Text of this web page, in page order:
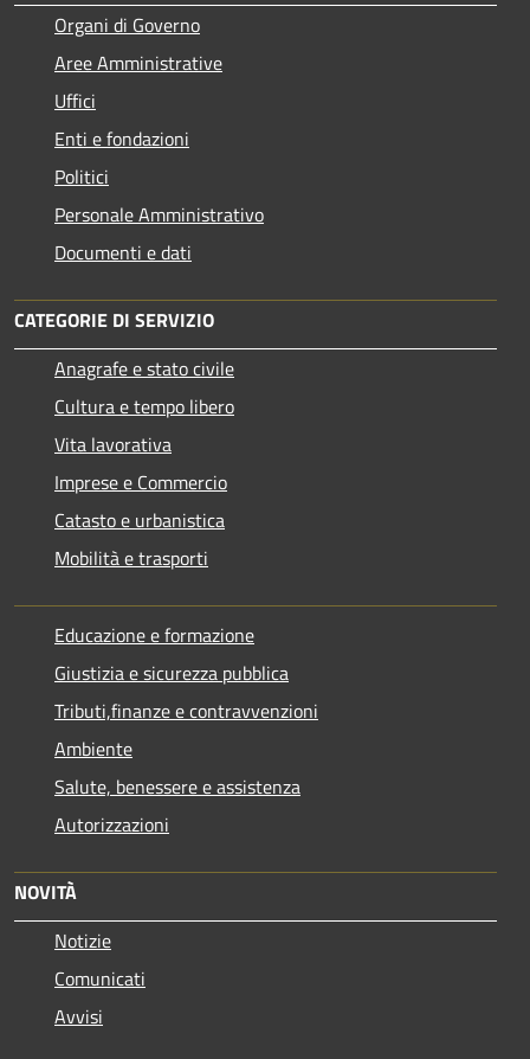
Organi di Governo
Aree Amministrative
Uffici
Enti e fondazioni
Politici
Personale Amministrativo
Documenti e dati
CATEGORIE DI SERVIZIO
Anagrafe e stato civile
Cultura e tempo libero
Vita lavorativa
Imprese e Commercio
Catasto e urbanistica
Mobilità e trasporti
Educazione e formazione
Giustizia e sicurezza pubblica
Tributi,finanze e contravvenzioni
Ambiente
Salute, benessere e assistenza
Autorizzazioni
NOVITÀ
Notizie
Comunicati
Avvisi